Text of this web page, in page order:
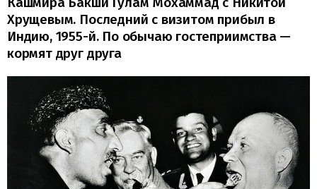
Хрущевым. Последний с визитом прибыл в
Индию, 1955-й. По обычаю гостеприимства —
кормят друг друга